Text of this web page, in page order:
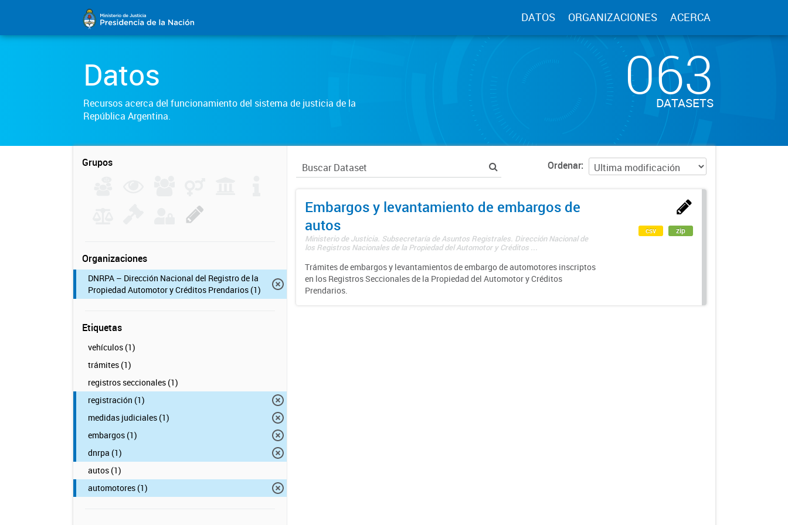
DATOS ORGANIZACIONES ACERCA
Datos
Recursos acerca del funcionamiento del sistema de justicia de la
República Argentina.
063
DATASETS
Grupos
Organizaciones
DNRPA – Dirección Nacional del Registro de la
Propiedad Automotor y Créditos Prendarios (1)
Etiquetas
vehículos (1)
trámites (1)
registros seccionales (1)
registración (1)
medidas judiciales (1)
embargos (1)
dnrpa (1)
autos (1)
automotores (1)
Ordenar
Embargos y levantamiento de embargos de
autos
Ministerio de Justicia. Subsecretaría de Asuntos Registrales. Dirección Nacional de
los Registros Nacionales de la Propiedad del Automotor y Créditos ...
Trámites de embargos y levantamientos de embargo de automotores inscriptos
en los Registros Seccionales de la Propiedad del Automotor y Créditos
Prendarios.
csv zip